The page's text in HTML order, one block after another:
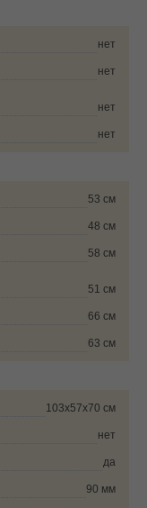
нет
нет
нет
нет
53 см
48 см
58 см
51 см
66 см
63 см
103х57х70 см
нет
да
90 мм